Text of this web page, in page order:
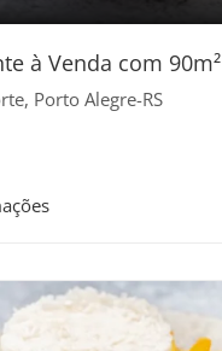
à Venda com 90m²
Porto Alegre-RS